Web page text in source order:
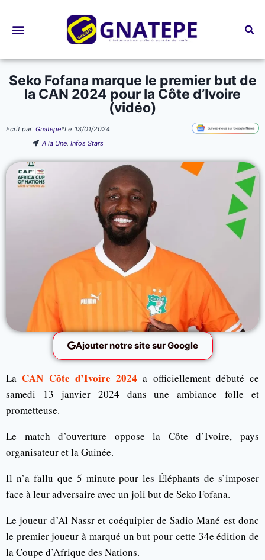
Seko Fofana marque le premier but de
la CAN 2024 pour la Côte d’Ivoire
(vidéo)
Ecrit par Gnatepe*Le 13/01/2024
A la Une,Infos Stars
Ajouter notre site sur Google
LaCAN Côte d’Ivoire 2024 a officiellement débuté ce
samedi 13 janvier 2024 dans une ambiance folle et
prometteuse.
Le match d’ouverture oppose la Côte d’Ivoire, pays
organisateur et la Guinée.
Il n’a fallu que 5 minute pour les Éléphants de s’imposer
face à leur adversaire avec un joli but de Seko Fofana.
Le joueur d’Al Nassr et coéquipier de Sadio Mané est donc
le premier joueur à marqué un but pour cette 34e édition de
la Coupe d’Afrique des Nations.